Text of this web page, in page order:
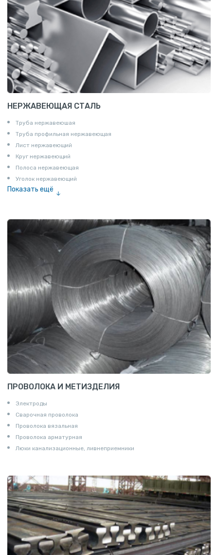
НЕРЖАВЕЮЩАЯ СТАЛЬ
Труба нержавеюшая
Труба профильная нержавеющая
Лист нержавеющий
Круг нержавеющий
Полоса нержавеющая
Уголок нержавеющий
Показать ещё
ПРОВОЛОКА И МЕТИЗДЕЛИЯ
Электроды
Сварочная проволока
Проволока вязальная
Проволока арматурная
Люки канализационные, ливнеприемники